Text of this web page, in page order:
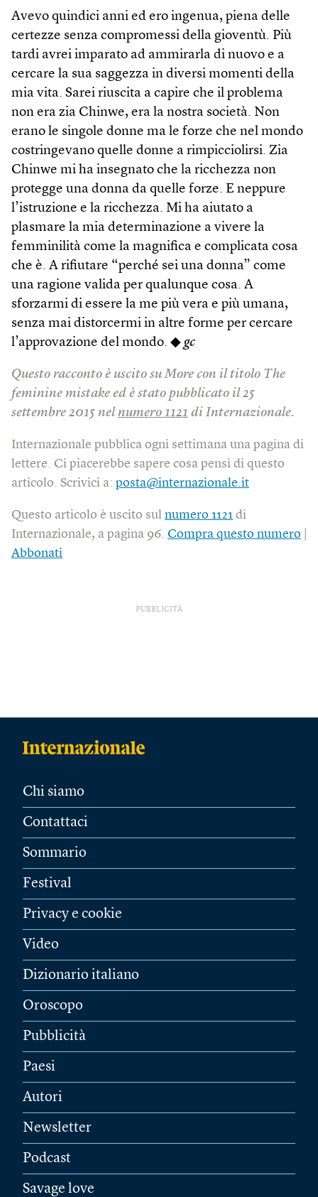
Avevo quindici anni ed ero ingenua, piena delle
certezze senza compromessi della gioventù. Più
tardi avrei imparato ad ammirarla di nuovo e a
cercare la sua saggezza in diversi momenti della
mia vita. Sarei riuscita a capire che il problema
non era zia Chinwe, era la nostra società. Non
erano le singole donne ma le forze che nel mondo
costringevano quelle donne a rimpicciolirsi. Zia
Chinwe mi ha insegnato che la ricchezza non
protegge una donna da quelle forze. E neppure
l’istruzione e la ricchezza. Mi ha aiutato a
plasmare la mia determinazione a vivere la
femminilità come la magnifica e complicata cosa
che è. A rifiutare “perché sei una donna” come
una ragione valida per qualunque cosa. A
sforzarmi di essere la me più vera e più umana,
senza mai distorcermi in altre forme per cercare
l’approvazione del mondo. ◆ gc
Questo racconto è uscito su More con il titolo The
feminine mistake ed è stato pubblicato il 25
settembre 2015 nel numero 1121 di Internazionale.
Internazionale pubblica ogni settimana una pagina di
lettere. Ci piacerebbe sapere cosa pensi di questo
articolo. Scrivici a: posta@internazionale.it
Questo articolo è uscito sul numero 1121 di
Internazionale, a pagina 96. Compra questo numero
Abbonati
PUBBLICITÀ
Chi siamo
Contattaci
Sommario
Festival
Privacy e cookie
Video
Dizionario italiano
Oroscopo
Pubblicità
Paesi
Autori
Newsletter
Podcast
Savage love